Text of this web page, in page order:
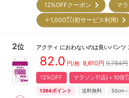
12%OFFクーポン マ
＋1,000㌽(初サービス利用)
2位 アクティ におわないのは良いパンツ
82.0 円/枚 8,610円 9,784円
12%OFF マラソン11店(＋10倍
1394ポイント 送料無料 50cm